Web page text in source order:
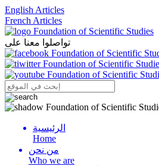
English Articles
French Articles
تواصلوا معنا على
Menu
الرئيسية
Home
من نحن
Who we are